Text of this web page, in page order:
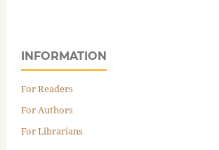
INFORMATION
For Readers
For Authors
For Librarians